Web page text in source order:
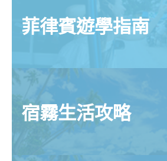
菲律賓遊學指南
宿霧生活攻略